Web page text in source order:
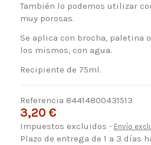
También lo podemos utilizar
muy porosas.
Se aplica con brocha, paletina
los mismos, con agua.
Recipiente de 75ml.
Referencia 84414800431513
3,20 €
Impuestos excluidos Envío
Plazo de entrega de 1 a 3 días